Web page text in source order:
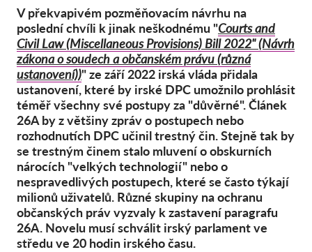
GDPRhub
V překvapivém pozměňovacím návrhu na
poslední chvíli k jinak neškodnému "Courts and
Civil Law (Miscellaneous Provisions) Bill 2022" (Návrh
zákona o soudech a občanském právu (různá
ustanovení))" ze září 2022 irská vláda přidala
ustanovení, které by irské DPC umožnilo prohlásit
téměř všechny své postupy za "důvěrné". Článek
26A by z většiny zpráv o postupech nebo
rozhodnutích DPC učinil trestný čin. Stejně tak by
se trestným činem stalo mluvení o obskurních
nárocích "velkých technologií" nebo o
nespravedlivých postupech, které se často týkají
milionů uživatelů. Různé skupiny na ochranu
občanských práv vyzvaly k zastavení paragrafu
26A. Novelu musí schválit irský parlament ve
středu ve 20 hodin irského času.